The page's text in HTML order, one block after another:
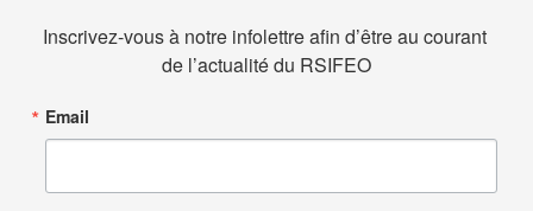
Inscrivez-vous à notre infolettre afin d’être au courant
de l’actualité du RSIFEO
Email